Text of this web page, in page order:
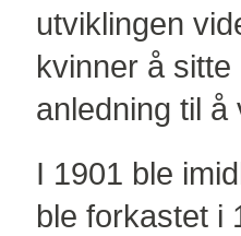
utviklingen
kvinner å
anledning til
I 1901 ble
ble forkastet i